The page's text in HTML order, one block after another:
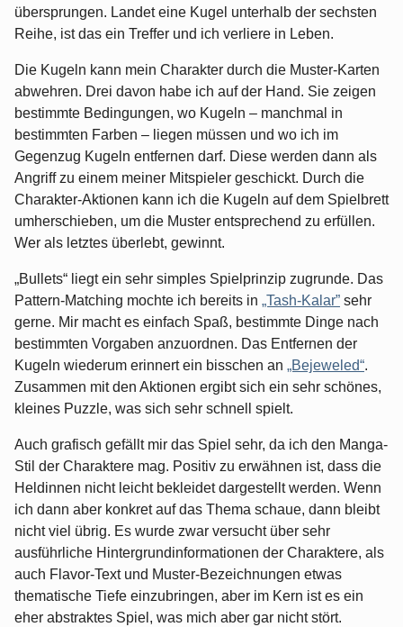
übersprungen. Landet eine Kugel unterhalb der sechsten
Reihe, ist das ein Treffer und ich verliere in Leben.
Die Kugeln kann mein Charakter durch die Muster-Karten
abwehren. Drei davon habe ich auf der Hand. Sie zeigen
bestimmte Bedingungen, wo Kugeln – manchmal in
bestimmten Farben – liegen müssen und wo ich im
Gegenzug Kugeln entfernen darf. Diese werden dann als
Angriff zu einem meiner Mitspieler geschickt. Durch die
Charakter-Aktionen kann ich die Kugeln auf dem Spielbrett
umherschieben, um die Muster entsprechend zu erfüllen.
Wer als letztes überlebt, gewinnt.
„Bullets“ liegt ein sehr simples Spielprinzip zugrunde. Das
Pattern-Matching mochte ich bereits in „Tash-Kalar” sehr
gerne. Mir macht es einfach Spaß, bestimmte Dinge nach
bestimmten Vorgaben anzuordnen. Das Entfernen der
Kugeln wiederum erinnert ein bisschen an „Bejeweled“.
Zusammen mit den Aktionen ergibt sich ein sehr schönes,
kleines Puzzle, was sich sehr schnell spielt.
Auch grafisch gefällt mir das Spiel sehr, da ich den Manga-
Stil der Charaktere mag. Positiv zu erwähnen ist, dass die
Heldinnen nicht leicht bekleidet dargestellt werden. Wenn
ich dann aber konkret auf das Thema schaue, dann bleibt
nicht viel übrig. Es wurde zwar versucht über sehr
ausführliche Hintergrundinformationen der Charaktere, als
auch Flavor-Text und Muster-Bezeichnungen etwas
thematische Tiefe einzubringen, aber im Kern ist es ein
eher abstraktes Spiel, was mich aber gar nicht stört.